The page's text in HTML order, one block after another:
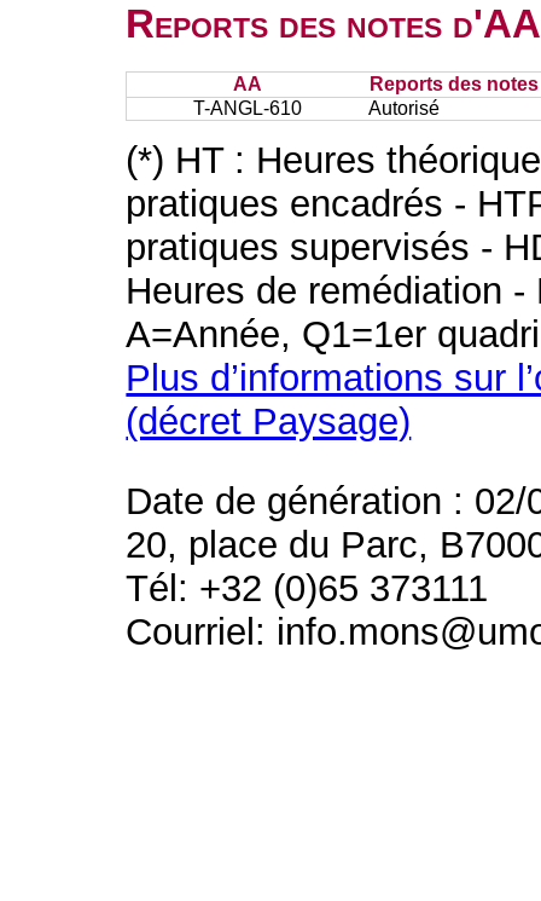
Reports des notes
AA
Reports des
T-ANGL-610
Autorisé
(*) HT : Heures
pratiques encadrés -
pratiques supervisés -
Heures de remédiation
A=Année, Q1=1er
Plus d’informations sur
(décret Paysage)
Date de génération : 02/
20, place du Parc,
Tél: +32 (0)65 373111
Courriel: